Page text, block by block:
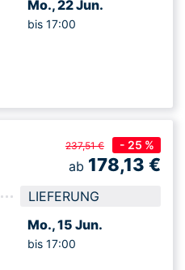
Mo., 22 Jun.
bis 17:00
LIEFERUNG
Mo., 15 Jun.
bis 17:00
237,51 € - 25 %
ab 178,13 €